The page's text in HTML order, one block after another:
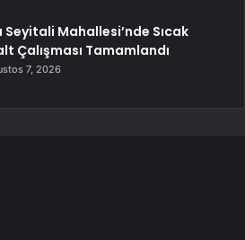
Seyitali Mahallesi’nde Sıcak
Çalışması Tamamlandı
7, 2026